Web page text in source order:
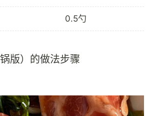
0.5勺
版）的做法步骤